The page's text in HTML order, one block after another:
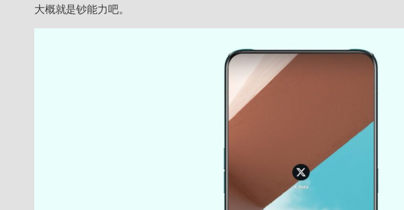
大概就是钞能力吧。